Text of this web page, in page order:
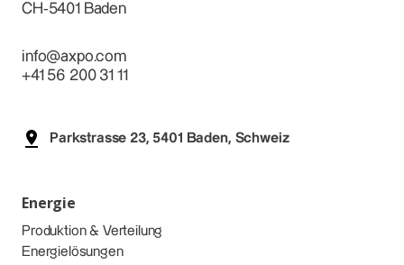
CH-5401 Baden
info@axpo.com
+41 56 200 31 11
Parkstrasse 23, 5401 Baden, Schweiz
Energie
Produktion & Verteilung
Energielösungen